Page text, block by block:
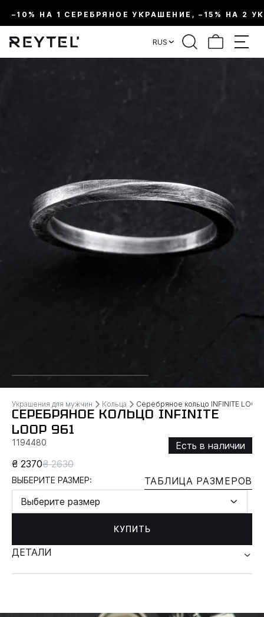
–10% НА 1 СЕРЕБРЯНОЕ УКРАШЕНИЕ, –15% НА 2
RUS
Украшения для мужчин Кольца Серебряное кольцо INFINITE LOOP
СЕРЕБРЯНОЕ КОЛЬЦО INFINITE
LOOP 961
1194480
Есть в наличии
₴ 2370₴ 2630
ВЫБЕРИТЕ РАЗМЕР:
ТАБЛИЦА РАЗМЕРОВ
Выберите размер
КУПИТЬ
ДЕТАЛИ